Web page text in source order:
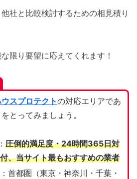
社と比較検討するための相見積り
限り要望に応えてくれます！
スプロテクトの対応エリアであ
とってみましょう。
圧倒的満足度・24時間365日対
、当サイト最もおすすめの業者
：首都圏（東京・神奈川・千葉・